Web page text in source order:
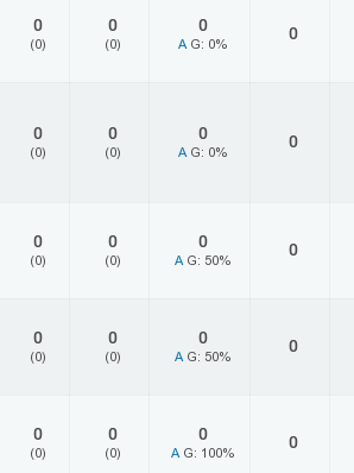
0
(0)
0
(0)
0
A G: 0%
0
0
(0)
0
(0)
0
A G: 0%
0
0
(0)
0
(0)
0
A G: 50%
0
0
(0)
0
(0)
0
A G: 50%
0
0
(0)
0
(0)
0
A G: 100%
0